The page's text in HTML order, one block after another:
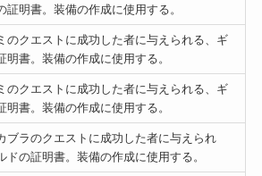
証明書。装備の作成に使用する。
のクエストに成功した者に与えられる、ギ
明書。装備の作成に使用する。
のクエストに成功した者に与えられる、ギ
明書。装備の作成に使用する。
ブラのクエストに成功した者に与えられ
ドの証明書。装備の作成に使用する。